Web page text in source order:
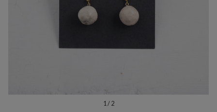
1 /2